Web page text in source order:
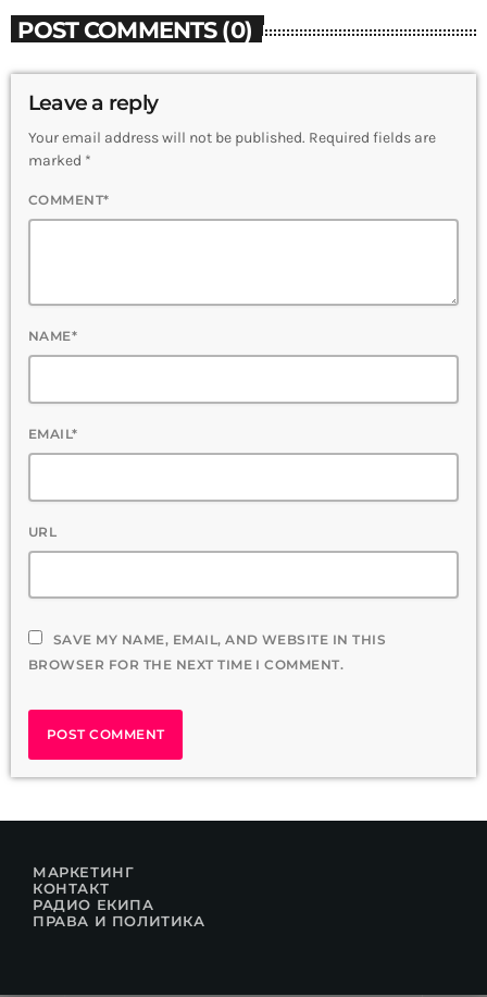
POST COMMENTS (0)
Leave a reply
Your email address will not be published. Required fields are
marked *
COMMENT*
NAME*
EMAIL*
URL
SAVE MY NAME, EMAIL, AND WEBSITE IN THIS
BROWSER FOR THE NEXT TIME I COMMENT.
МАРКЕТИНГ
КОНТАКТ
РАДИО ЕКИПА
ПРАВА И ПОЛИТИКА